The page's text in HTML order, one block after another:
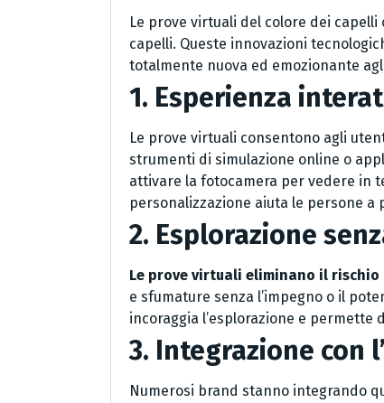
Le prove virtuali del colore dei
capelli. Queste innovazioni
totalmente nuova ed emozionante
1. Esperienza
Le prove virtuali consentono agli
strumenti di simulazione online o
attivare la fotocamera per vedere in
personalizzazione aiuta le persone
2. Esplorazione
Le prove virtuali eliminano il
e sfumature senza l’impegno o il
incoraggia l’esplorazione e
3. Integrazione con
Numerosi brand stanno integrando